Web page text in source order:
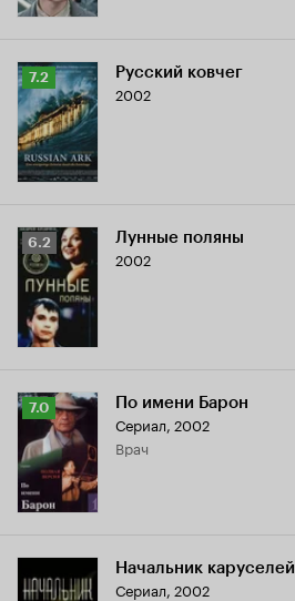
Рейтинг
Кинопоиска
7.2
7.2 Русский ковчег
2002
Рейтинг
Кинопоиска
6.2
6.2 Лунные поляны
2002
Рейтинг
Кинопоиска
7.0
7.0 По имени Барон
Сериал, 2002
врач
Начальник каруселей
Сериал, 2002